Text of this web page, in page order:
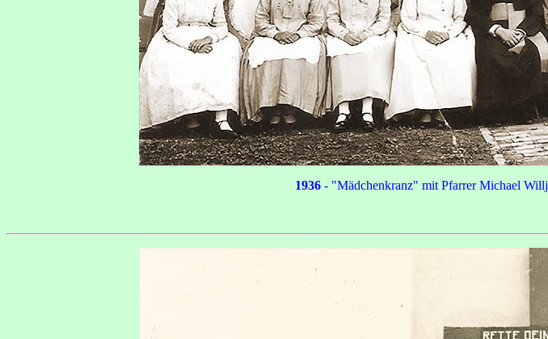
1936 - "Mädchenkranz" mit Pfarrer Michael